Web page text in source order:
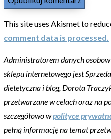
This site uses Akismet to
comment data is processed.
Administratorem danych
sklepu internetowego jest
dietetyczna i blog, Dorota
przetwarzane w celach oraz na
szczegółowo wpolityce
pełną informację na temat